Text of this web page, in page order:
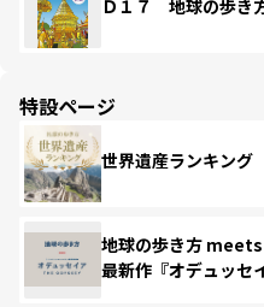
Ｄ１７ 地球の歩
特設ページ
世界遺産ランキング
地球の歩き方 meets
最新作『オデュッセ